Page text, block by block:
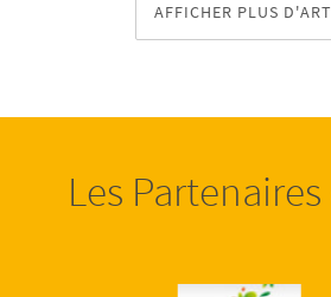
AFFICHER PLUS
Les Partenaires